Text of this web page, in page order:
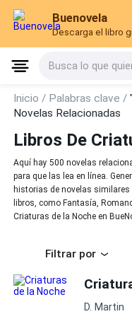
Buenovela
Descarga el libro
Busca lo que
Inicio / Palabras clave /
Novelas Relacionadas
Libros De
Aquí hay 500 novelas
para que las lea en línea.
historias de novelas similares
libros, como Fantasía,
Criaturas de la Noche en
Filtrar por
D. Martin